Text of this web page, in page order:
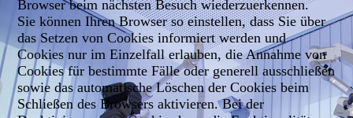
Browser beim nächsten Besuch wiederzuerkennen.
Sie können Ihren Browser so einstellen, dass Sie über
das Setzen von Cookies informiert werden und
Cookies nur im Einzelfall erlauben, die Annahme von
Cookies für bestimmte Fälle oder generell ausschließen
sowie das automatische Löschen der Cookies beim
Schließen des Browsers aktivieren. Bei der